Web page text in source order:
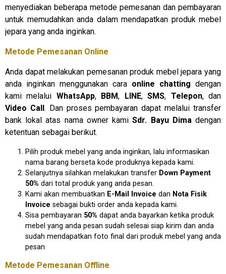
menyediakan beberapa metode pemesanan dan pembayaran
untuk memudahkan anda dalam mendapatkan produk mebel
jepara yang anda inginkan.
Metode Pemesanan Online
Anda dapat melakukan pemesanan produk mebel jepara yang
anda inginkan menggunakan cara online chatting dengan
kami melalui WhatsApp, BBM, LINE,SMS, Telepon, dan
Video Call. Dan proses pembayaran dapat melalui transfer
bank lokal atas nama owner kamiSdr. Bayu Dima dengan
ketentuan sebagai berikut.
Pilih produk mebel yang anda inginkan, lalu informasikan
nama barang berseta kode produknya kepada kami.
Selanjutnya silahkan melakukan transfer Down Payment
50% dari total produk yang anda pesan.
Kami akan membuatkan E-Mail Invoice dan Nota Fisik
Invoice sebagai bukti order anda kepada kami.
Sisa pembayaran 50% dapat anda bayarkan ketika produk
mebel yang anda pesan sudah selesai siap kirim dan anda
sudah mendapatkan foto final dari produk mebel yang anda
pesan.
Metode Pemesanan Offline